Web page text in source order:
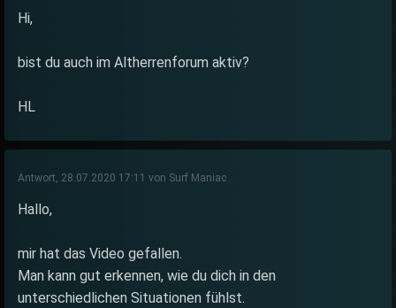
Hi,
bist du auch im Altherrenforum aktiv?
HL
Antwort, 28.07.2020 17:11 von Surf Maniac
Hallo,
mir hat das Video gefallen.
Man kann gut erkennen, wie du dich in den
unterschiedlichen Situationen fühlst.